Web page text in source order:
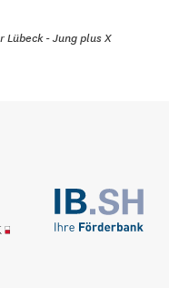
- Jung plus X